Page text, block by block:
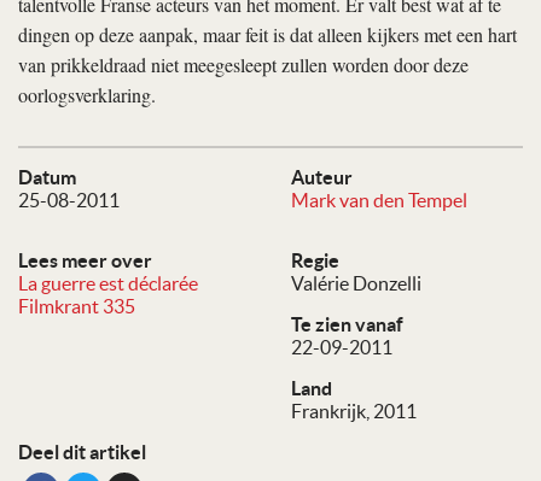
Datum
25-08-2011
Auteur
Mark van den Tempel
Lees meer over
La guerre est déclarée
Filmkrant 335
Regie
Valérie Donzelli
Te zien vanaf
22-09-2011
Land
Frankrijk, 2011
Deel dit artikel
dingen op deze aanpak, maar feit is dat alleen kijkers met een hart
van prikkeldraad niet meegesleept zullen worden door deze
oorlogsverklaring.